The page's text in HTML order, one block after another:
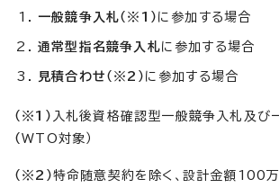
一般競争入札（※1） に参加する場合
通常型指名競争入札に参加する場合
見積合わせ（※2） に参加する場合
（※1） 入札後資格確認型一般競争入札及び
（WTO対象）
（※2）特命随意契約を除く、設計金額100